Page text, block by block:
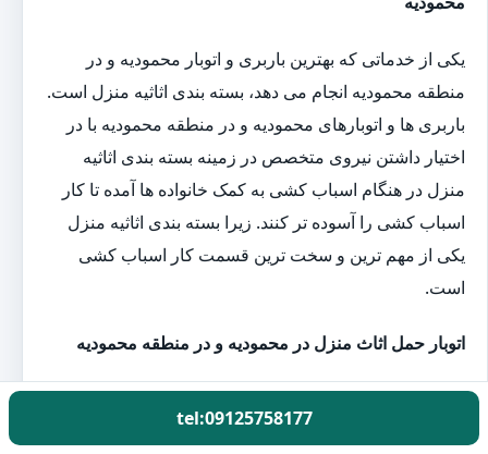
یکی از خدماتی که بهترین باربری و اتوبار محمودیه و در
منطقه محمودیه انجام می دهد، بسته بندی اثاثیه منزل است.
باربری ها و اتوبارهای محمودیه و در منطقه محمودیه با در
اختیار داشتن نیروی متخصص در زمینه بسته بندی اثاثیه
منزل در هنگام اسباب کشی به کمک خانواده ها آمده تا کار
اسباب کشی را آسوده تر کنند. زیرا بسته بندی اثاثیه منزل
یکی از مهم ترین و سخت ترین قسمت کار اسباب کشی
است.
اتوبار حمل اثاث منزل در محمودیه و در منطقه محمودیه
کارگران باربری گل بار با در اختیار داشتن بهترین و به
روزترین تجهیزات بسته بندی اثاثیه منزل یک روز قبل از
tel:09125758177